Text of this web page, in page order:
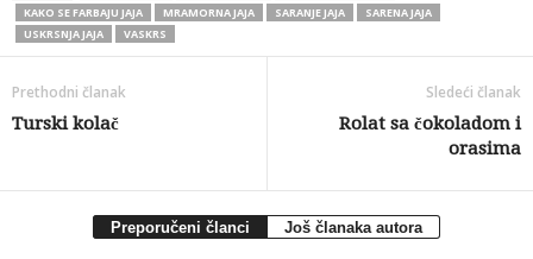
KAKO SE FARBAJU JAJA
MRAMORNA JAJA SARANJE JAJA
SARENA JAJA
USKRSNJA JAJA
VASKRS
Prethodni članak
Turski kolač
Sledeći članak
Rolat sa čokoladom i
orasima
Preporučeni članci Još članaka autora